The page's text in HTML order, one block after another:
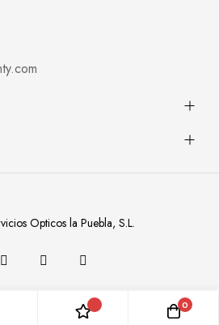
Opticos la Puebla, S.L.
0